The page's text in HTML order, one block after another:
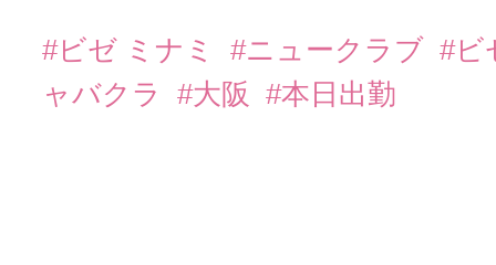
#ビゼ ミナミ #ニュークラブ #
ャバクラ
#大阪 #本日出勤